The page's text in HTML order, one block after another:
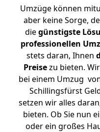
Umzüge können
aber keine Sorge,
diegünstigste
professionellen
stets daran, Ihnen
Preisezu bieten.
bei einem Umzug
Schillingsfürst
setzen wir alles
bieten. Ob Sie nun
oder ein großes